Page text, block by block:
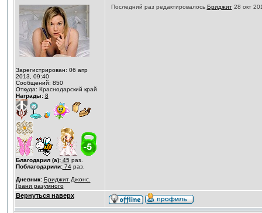
Зарегистрирован: 06 апр
2013, 09:40
Сообщений: 850
Откуда: Краснодарский край
Награды: 8
Благодарил (а):45 раз.
Поблагодарили:74раз.
Дневник: Бриджит Джонс.
Грани разумного
Последний раз редактировалось Бриджит28 окт
Вернуться наверх